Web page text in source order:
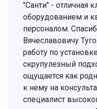
"Санти" - отличная
оборудованием и
персоналом.
Вячеславовичу
работу по
скрупулезный
ощущается как
к нему на
специалист